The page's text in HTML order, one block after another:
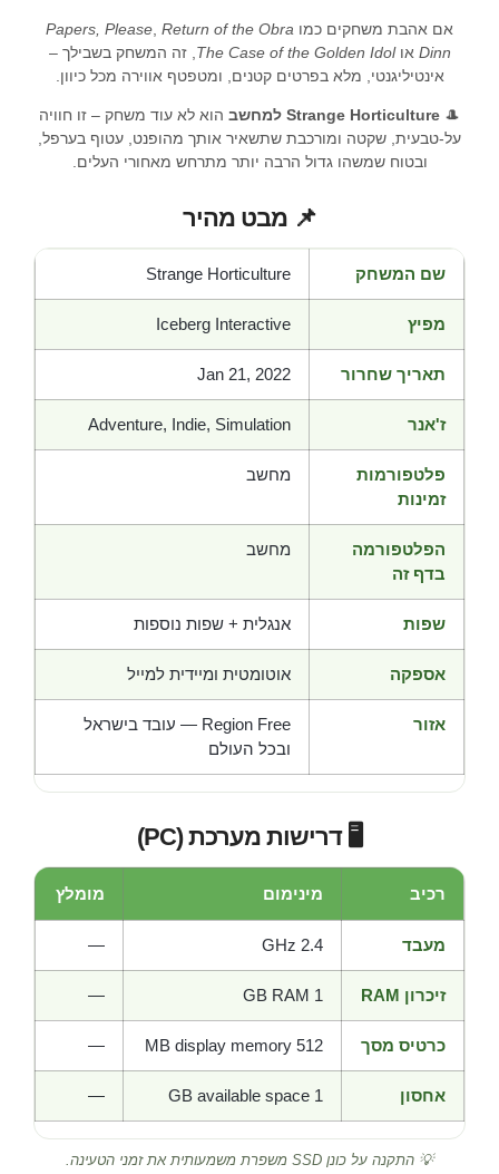
אם אהבת משחקים כמו Papers, Please Return of the Obra
Dinn אוThe Case of the Golden Idol , זה המשחק בשבילך –
אינטיליגנטי, מלא בפרטים קטנים, ומטפטף אווירה מכל כיוון.
🎩 Strange Horticulture למחשב
הוא לא עוד משחק – זו חוויה
על-טבעית, שקטה ומורכבת שתשאיר אותך מהופנט, עטוף בערפל,
ובטוח שמשהו גדול הרבה יותר מתרחש מאחורי העלים.
📌 מבט מהיר
שם המשחק Strange Horticulture
מפיץ Iceberg Interactive
תאריך שחרור Jan 21, 2022
ז'אנר Adventure, Indie, Simulation
פלטפורמות
זמינות
מחשב
הפלטפורמה
בדף זה
מחשב
שפות אנגלית + שפות נוספות
אספקה אוטומטית ומיידית למייל
אזור
Region Free — עובד בישראל
ובכל העולם
🖥️ דרישות מערכת (PC)
רכיב מינימום מומלץ
מעבד 2.4 GHz
—
זיכרון RAM 1 GB RAM
—
כרטיס מסך 512 MB display memory
—
אחסון 1 GB available space
—
💡 התקנה על כונן SSD משפרת משמעותית את זמני הטעינה.